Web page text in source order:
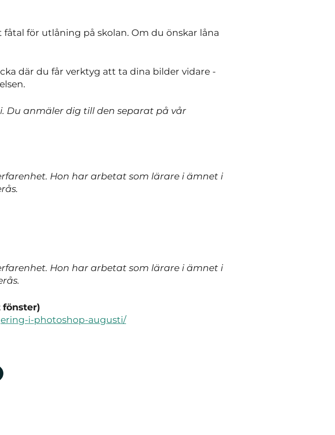
för utlåning på skolan. Om du önskar låna
där du får verktyg att ta dina bilder vidare -
Du anmäler dig till den separat på vår
Hon har arbetat som lärare i ämnet i
Hon har arbetat som lärare i ämnet i
fönster)
i-photoshop-augusti/